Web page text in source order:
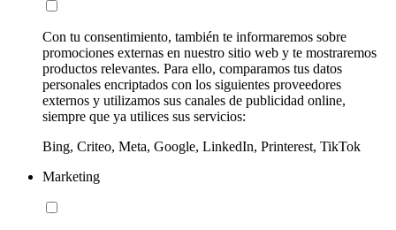
Con tu consentimiento, también te informaremos sobre
promociones externas en nuestro sitio web y te mostraremos
productos relevantes. Para ello, comparamos tus datos
personales encriptados con los siguientes proveedores
externos y utilizamos sus canales de publicidad online,
siempre que ya utilices sus servicios:
Bing, Criteo, Meta, Google, LinkedIn, Printerest, TikTok
Marketing